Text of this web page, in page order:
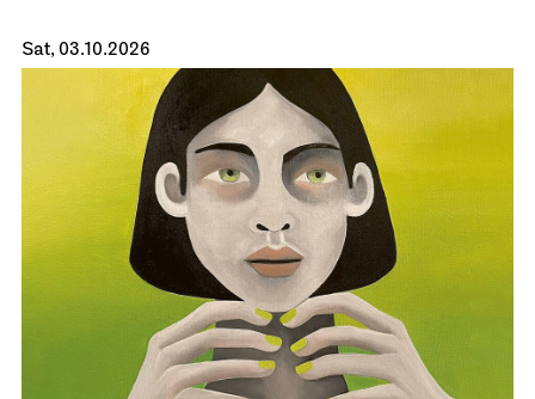
Sat, 03.10.2026